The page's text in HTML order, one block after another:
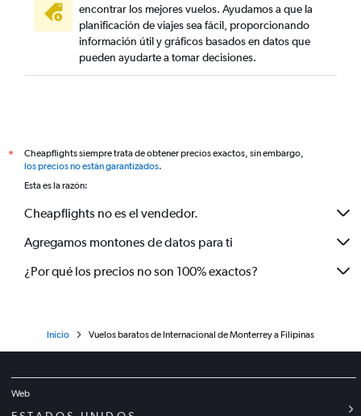
encontrar los mejores vuelos. Ayudamos a que la
planificación de viajes sea fácil, proporcionando
información útil y gráficos basados en datos que
pueden ayudarte a tomar decisiones.
*
Cheapflights siempre trata de obtener precios exactos, sin embargo,
los precios no están garantizados.
Esta es la razón:
Cheapflights no es el vendedor.
Agregamos montones de datos para ti
¿Por qué los precios no son 100% exactos?
Inicio Vuelos baratos de Internacional de Monterrey a Filipinas
Web